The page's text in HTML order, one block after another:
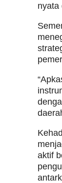
nyata
aktif